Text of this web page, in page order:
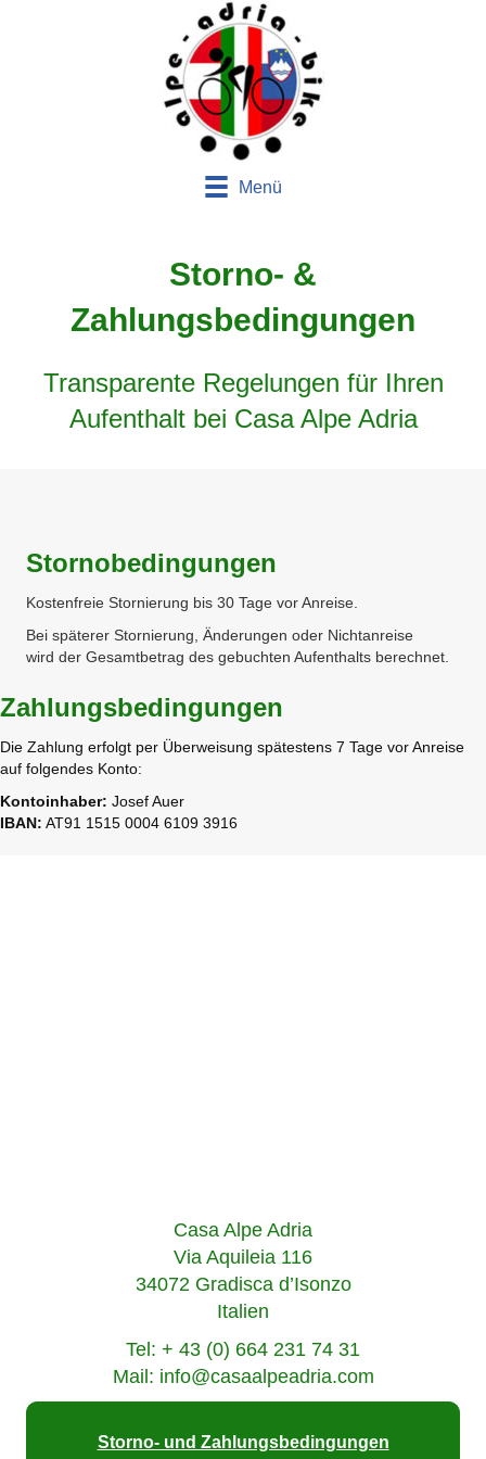
Menü
Storno- &
Zahlungsbedingungen
Transparente Regelungen für Ihren
Aufenthalt bei Casa Alpe Adria
Stornobedingungen
Kostenfreie Stornierung bis 30 Tage vor Anreise.
Bei späterer Stornierung, Änderungen oder Nichtanreise
wird der Gesamtbetrag des gebuchten Aufenthalts berechnet.
Zahlungsbedingungen
Die Zahlung erfolgt per Überweisung spätestens 7 Tage vor Anreise
auf folgendes Konto:
Kontoinhaber: Josef Auer
IBAN: AT91 1515 0004 6109 3916
Casa Alpe Adria
Via Aquileia 116
34072 Gradisca d’Isonzo
Italien
Tel: + 43 (0) 664 231 74 31
Mail: info@casaalpeadria.com
Storno- und Zahlungsbedingungen